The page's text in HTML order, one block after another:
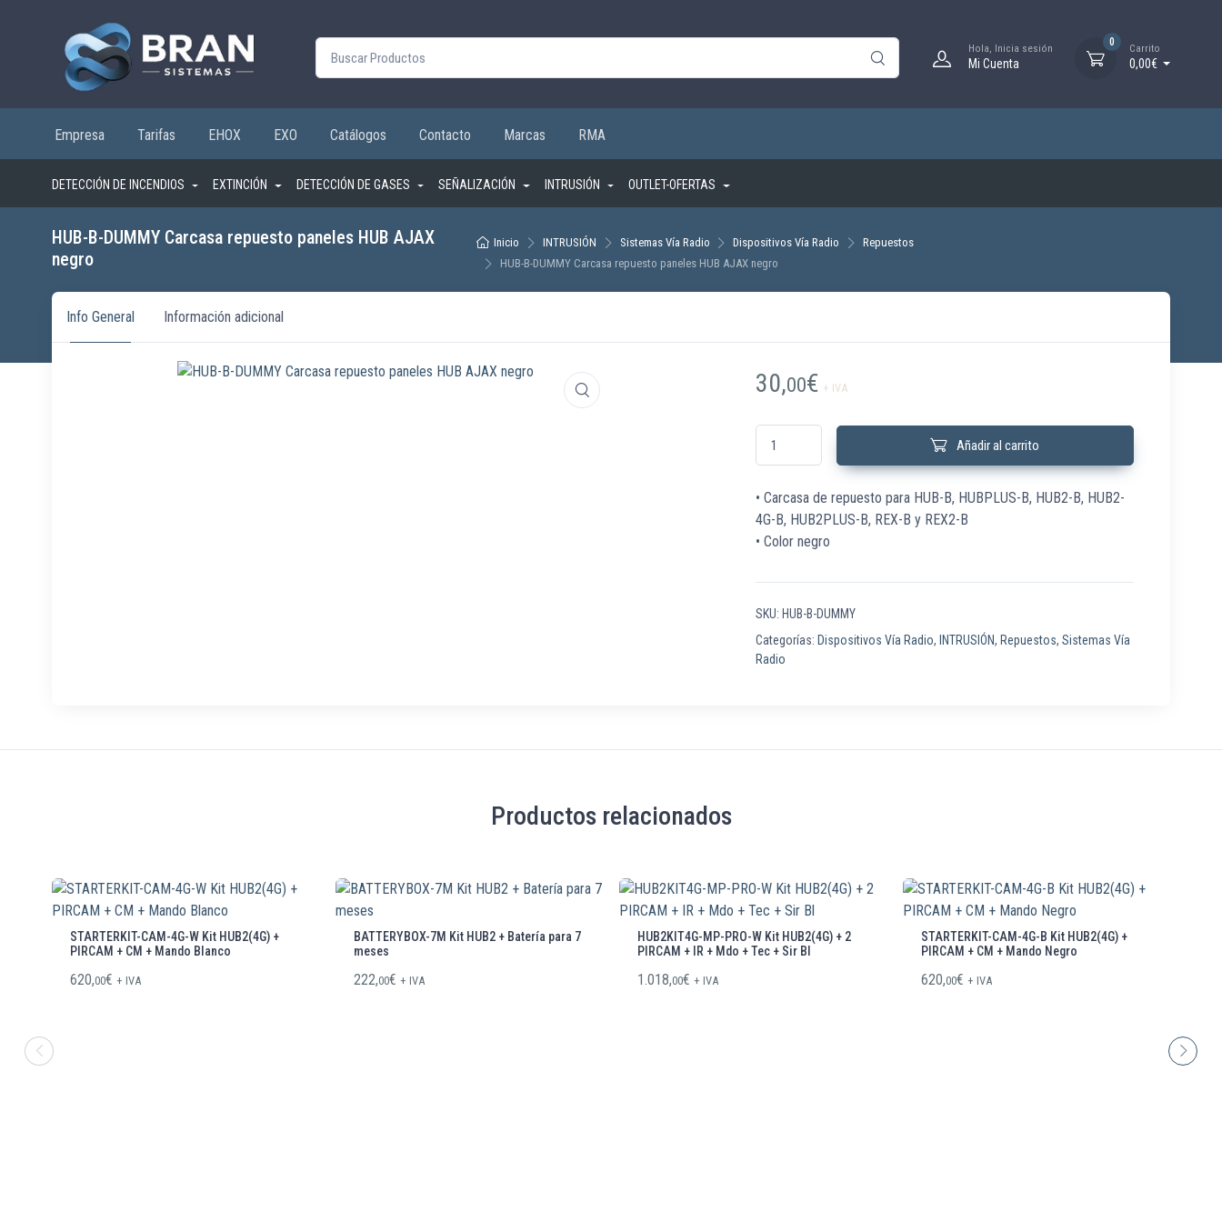
Buscar por: Hola, Inicia sesión
Mi Cuenta
0
Carrito
0,00€
Empresa Tarifas EHOX EXO Catálogos Contacto Marcas RMA
DETECCIÓN DE INCENDIOS EXTINCIÓN DETECCIÓN DE GASES SEÑALIZACIÓN INTRUSIÓN OUTLET-OFERTAS
Inicio INTRUSIÓN Sistemas Vía Radio Dispositivos Vía Radio
Repuestos
HUB-B-DUMMY Carcasa repuesto paneles HUB AJAX negro
HUB-B-DUMMY Carcasa repuesto paneles HUB AJAX
negro
Info General Información adicional
30,00€ + IVA
HUB-B-DUMMY Carcasa repuesto paneles HUB AJAX negro cantidad
Añadir al carrito
• Carcasa de repuesto para HUB-B, HUBPLUS-B, HUB2-B, HUB2-
4G-B, HUB2PLUS-B, REX-B y REX2-B
• Color negro
SKU: HUB-B-DUMMY
Categorías: Dispositivos Vía Radio, INTRUSIÓN, Repuestos, Sistemas Vía
Radio
Productos relacionados
STARTERKIT-CAM-4G-W Kit HUB2(4G) +
PIRCAM + CM + Mando Blanco
620,00€ + IVA
BATTERYBOX-7M Kit HUB2 + Batería para 7
meses
222,00€ + IVA
HUB2KIT4G-MP-PRO-W Kit HUB2(4G) + 2
PIRCAM + IR + Mdo + Tec + Sir Bl
1.018,00€ + IVA
STARTERKIT-CAM-4G-B Kit HUB2(4G) +
PIRCAM + CM + Mando Negro
620,00€ + IVA